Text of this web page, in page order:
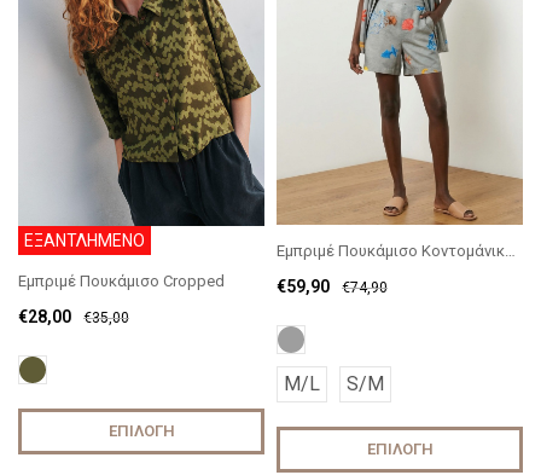
ΕΞΑΝΤΛΗΜΕΝΟ
Εμπριμέ Πουκάμισο Cropped
€35,00
€28,00
ΕΠΙΛΟΓΉ
€74,90
€59,90
M/L S/M
ΕΠΙΛΟΓΉ